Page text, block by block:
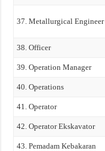
37. Metallurgical Engineer
38. Officer
39. Operation Manager
40. Operations
41. Operator
42. Operator Ekskavator
43. Pemadam Kebakaran